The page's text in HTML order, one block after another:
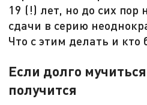
19 (!) лет, но до сих пор
сдачи в серию
Что с этим делать и кто
Если долго
получится